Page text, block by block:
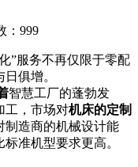
999
”服务不再仅限于零配
俱增。
智慧工厂的蓬勃发
工，市场对机床的定制
制造商的机械设计能
准机型要求更高。